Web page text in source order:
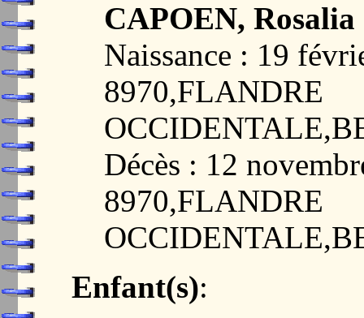
CAPOEN, Rosalia
Naissance : 19
8970,FLANDRE
Décès : 12
8970,FLANDRE
Enfant(s):